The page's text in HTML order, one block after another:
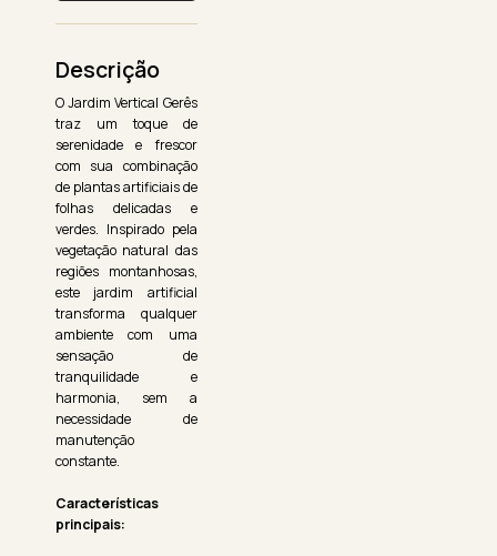
Descrição
O Jardim Vertical Gerês
traz um toque de
serenidade e frescor
com sua combinação
de plantas artificiais de
folhas delicadas e
verdes. Inspirado pela
vegetação natural das
regiões montanhosas,
este jardim artificial
transforma qualquer
ambiente com uma
sensação de
tranquilidade e
harmonia, sem a
necessidade de
manutenção
constante.
Características
principais: